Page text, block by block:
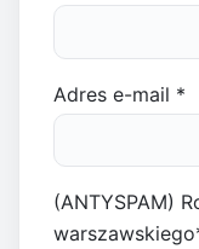
Adres e-mail *
(ANTYSPAM)
warszawskiego